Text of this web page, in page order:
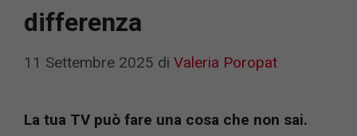
differenza
11 Settembre 2025 di Valeria Poropat
La tua TV può fare una cosa che non sai.